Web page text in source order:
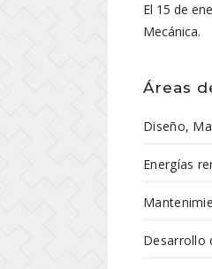
El 15 de
Mecánica.
Áreas
Diseño,
Energías
Desarrollo